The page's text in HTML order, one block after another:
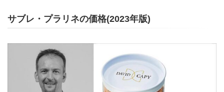
サブレ・プラリネの価格(2023年版)